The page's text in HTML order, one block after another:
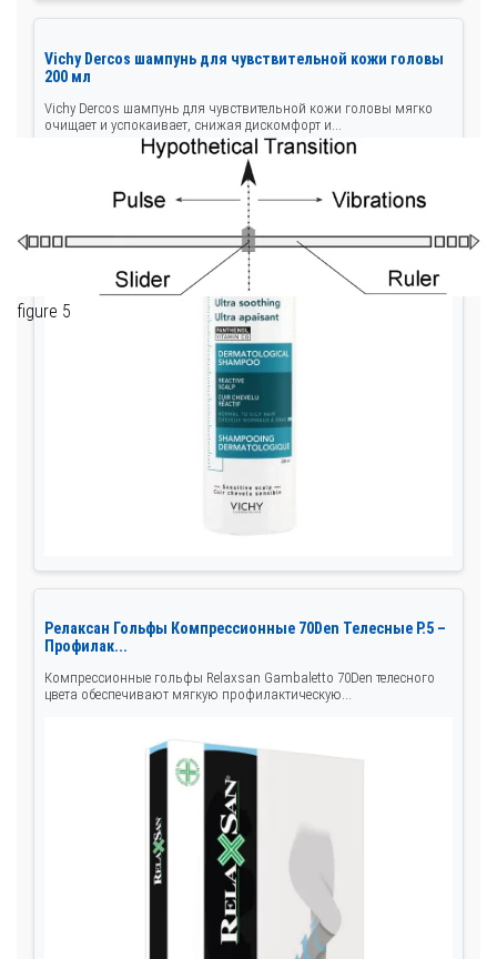
figure 5
Vichy Dercos шампунь для чувствительной кожи головы
200 мл
Vichy Dercos шампунь для чувствительной кожи головы мягко
очищает и успокаивает, снижая дискомфорт и...
Релаксан Гольфы Компрессионные 70Den Телесные Р.5 –
Профилак...
Компрессионные гольфы Relaxsan Gambaletto 70Den телесного
цвета обеспечивают мягкую профилактическую...